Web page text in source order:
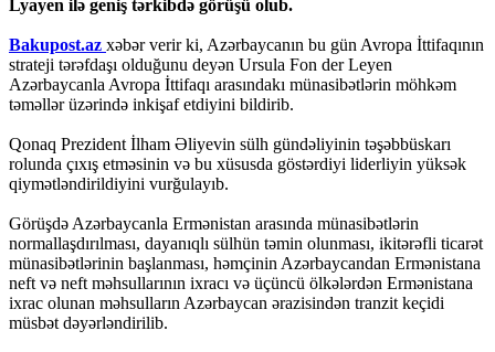
Lyayen ilə geniş tərkibdə görüşü olub.
Bakupost.az xəbər verir ki, Azərbaycanın bu gün Avropa İttifaqının
strateji tərəfdaşı olduğunu deyən Ursula Fon der Leyen
Azərbaycanla Avropa İttifaqı arasındakı münasibətlərin möhkəm
təməllər üzərində inkişaf etdiyini bildirib.
Qonaq Prezident İlham Əliyevin sülh gündəliyinin təşəbbüskarı
rolunda çıxış etməsinin və bu xüsusda göstərdiyi liderliyin yüksək
qiymətləndirildiyini vurğulayıb.
Görüşdə Azərbaycanla Ermənistan arasında münasibətlərin
normallaşdırılması, dayanıqlı sülhün təmin olunması, ikitərəfli ticarət
münasibətlərinin başlanması, həmçinin Azərbaycandan Ermənistana
neft və neft məhsullarının ixracı və üçüncü ölkələrdən Ermənistana
ixrac olunan məhsulların Azərbaycan ərazisindən tranzit keçidi
müsbət dəyərləndirilib.